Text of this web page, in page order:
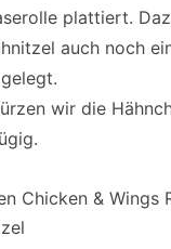
plattiert.
auch noch
wir die